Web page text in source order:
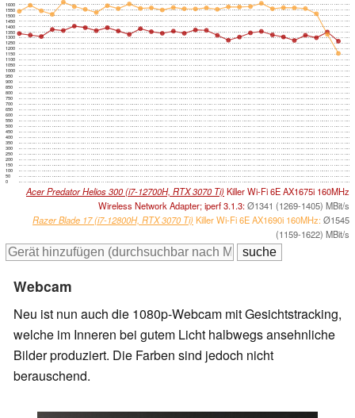
0
50
100
150
200
250
300
350
400
450
500
550
600
650
700
750
800
850
900
950
1000
1050
1100
1150
1200
1250
1300
1350
1400
1450
1500
1550
1600
Acer Predator Helios 300 (i7-12700H, RTX 3070 Ti) Killer Wi-Fi 6E AX1675i 160MHz
Wireless Network Adapter; iperf 3.1.3:Ø1341 (1269-1405) MBit/s
Razer Blade 17 (i7-12800H, RTX 3070 Ti) Killer Wi-Fi 6E AX1690i 160MHz:Ø1545
(1159-1622) MBit/s
Webcam
Neu ist nun auch die 1080p-Webcam mit Gesichtstracking,
welche im Inneren bei gutem Licht halbwegs ansehnliche
Bilder produziert. Die Farben sind jedoch nicht
berauschend.